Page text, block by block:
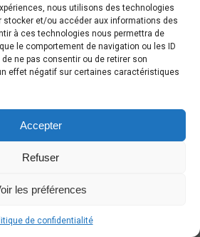
nous utilisons des technologies
stocker et/ou accéder aux informations des
à ces technologies nous permettra de
le comportement de navigation ou les ID
ne pas consentir ou de retirer son
effet négatif sur certaines caractéristiques
Accepter
Refuser
les préférences
de confidentialité